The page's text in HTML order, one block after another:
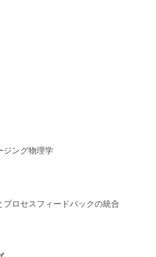
ジング物理学
ロセスフィードバックの統合